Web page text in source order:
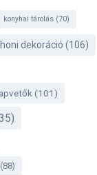
konyhai tárolás(70)
dekoráció (106)
(101)
(88)